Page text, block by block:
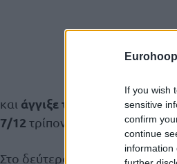
If you wish
sensitive
confirm
continue
information
και άγγιξε το τριπλ νταμπλμε
7/12 τρίποντα και συνολικά
Στο δεύτερο ημίχρονο, όμως,